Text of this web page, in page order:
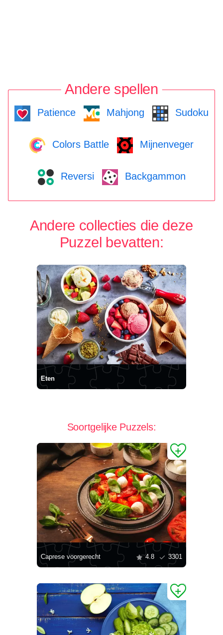
Andere spellen
Patience Mahjong Sudoku
Colors Battle Mijnenveger
Reversi Backgammon
Andere collecties die deze
Puzzel bevatten:
Eten
Soortgelijke Puzzels:
Caprese voorgerecht 4.8 3301